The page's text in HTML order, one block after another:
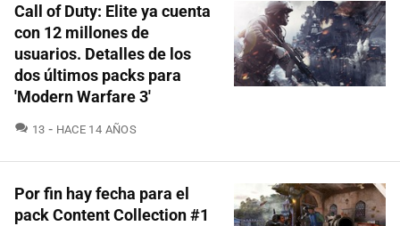
Call of Duty: Elite ya cuenta
con 12 millones de
usuarios. Detalles de los
dos últimos packs para
'Modern Warfare 3'
13 COMENTARIOS
HACE 14 AÑOS
Por fin hay fecha para el
pack Content Collection #1